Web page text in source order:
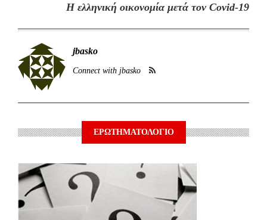
Η ελληνική οικονομία μετά τον Covid-19
jbasko
Connect with jbasko
ΕΡΩΤΗΜΑΤΟΛΟΓΙΟ